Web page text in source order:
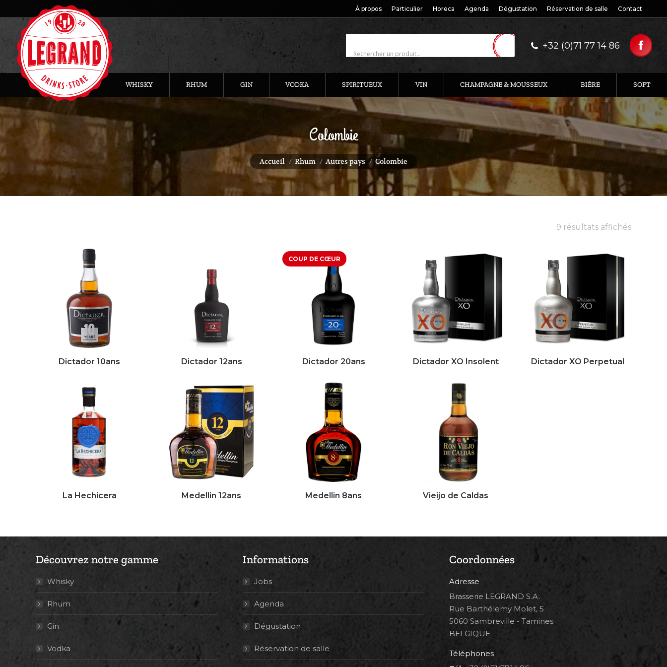
À propos Particulier Horeca Agenda Dégustation Réservation de salle Contact
+32 (0)71 77 14 86
WHISKY RHUM GIN VODKA SPIRITUEUX VIN CHAMPAGNE & MOUSSEUX BIÈRE SOFT
Colombie
Vous êtes ici :
Accueil Rhum Autres pays Colombie
9 résultats affichés
Dictador 10ans Dictador 12ans Dictador 20ans Dictador XO Insolent Dictador XO Perpetual
La Hechicera Medellin 12ans Medellin 8ans Vieijo de Caldas
Découvrez notre gamme
Whisky
Rhum
Gin
Vodka
Informations
Jobs
Agenda
Dégustation
Réservation de salle
Coordonnées
Adresse
Brasserie LEGRAND S.A.
Rue Barthélemy Molet, 5
5060 Sambreville - Tamines
BELGIQUE
Téléphones